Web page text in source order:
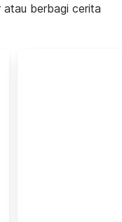
berbagi cerita